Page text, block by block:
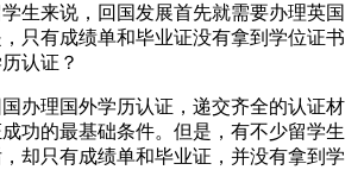
生来说，回国发展首先就需要办理英国
只有成绩单和毕业证没有拿到学位证书
认证？
办理国外学历认证，递交齐全的认证材
功的最基础条件。但是，有不少留学生
却只有成绩单和毕业证，并没有拿到学